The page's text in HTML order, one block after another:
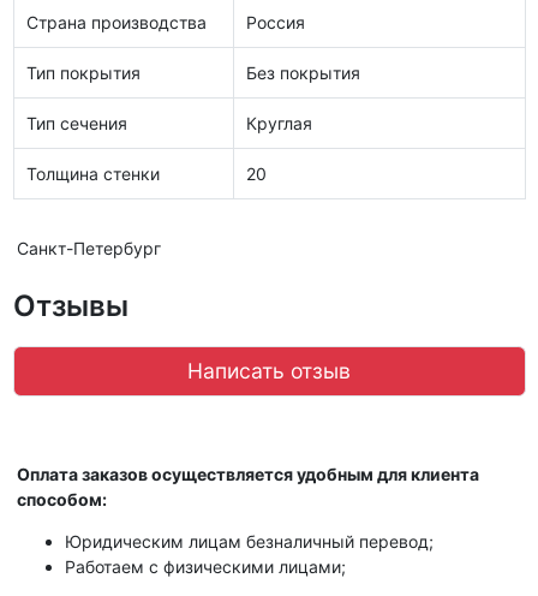
Страна производства Россия
Тип покрытия Без покрытия
Тип сечения Круглая
Толщина стенки 20
Санкт-Петербург
Отзывы
Написать отзыв
Оплата заказов осуществляется удобным для клиента
способом:
Юридическим лицам безналичный перевод;
Работаем с физическими лицами;